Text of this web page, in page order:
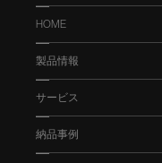
HOME
製品情報
サービス
納品事例